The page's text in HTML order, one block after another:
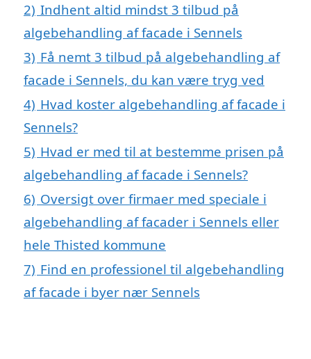
2) Indhent altid mindst 3 tilbud på
algebehandling af facade i Sennels
3) Få nemt 3 tilbud på algebehandling af
facade i Sennels, du kan være tryg ved
4) Hvad koster algebehandling af facade i
Sennels?
5) Hvad er med til at bestemme prisen på
algebehandling af facade i Sennels?
6) Oversigt over firmaer med speciale i
algebehandling af facader i Sennels eller
hele Thisted kommune
7) Find en professionel til algebehandling
af facade i byer nær Sennels